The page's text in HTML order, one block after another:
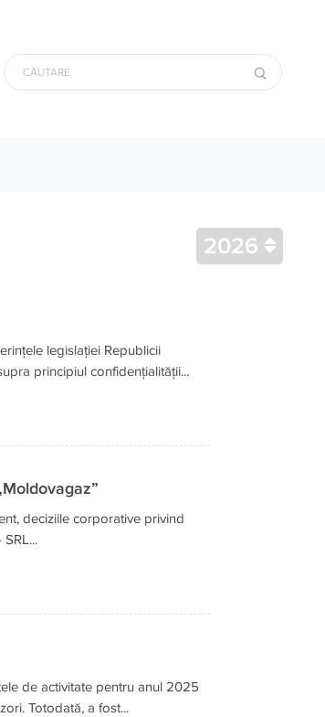
2026
legislației Republicii
principiul confidențialității...
deciziile corporative privind
de activitate pentru anul 2025
Totodată, a fost...